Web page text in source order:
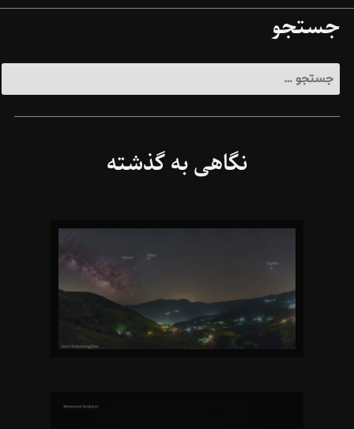
جستجو
جستجو
برای:
نگاهی به گذشته